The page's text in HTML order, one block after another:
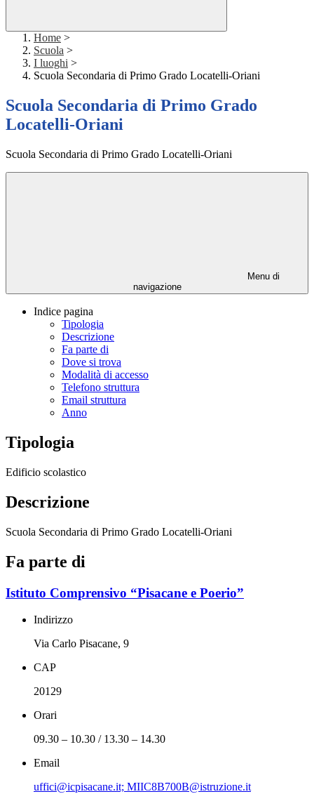
Home >
Scuola >
I luoghi >
Scuola Secondaria di Primo Grado Locatelli-Oriani
Scuola Secondaria di Primo Grado
Locatelli-Oriani
Scuola Secondaria di Primo Grado Locatelli-Oriani
Menu di
navigazione
Indice pagina
Tipologia
Descrizione
Fa parte di
Dove si trova
Modalità di accesso
Telefono struttura
Email struttura
Anno
Tipologia
Edificio scolastico
Descrizione
Scuola Secondaria di Primo Grado Locatelli-Oriani
Fa parte di
Istituto Comprensivo “Pisacane e Poerio”
Indirizzo
Via Carlo Pisacane, 9
CAP
20129
Orari
09.30 – 10.30 / 13.30 – 14.30
Email
uffici@icpisacane.it; MIIC8B700B@istruzione.it